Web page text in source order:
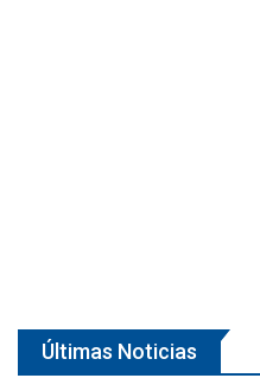
Últimas Noticias